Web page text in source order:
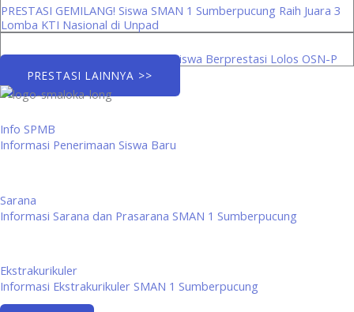
PRESTASI GEMILANG! Siswa SMAN 1 Sumberpucung Raih Juara 3
Lomba KTI Nasional di Unpad
Menuju Panggung Provinsi: Tiga Siswa Berprestasi Lolos OSN-P
PRESTASI LAINNYA >>
Info SPMB
Informasi Penerimaan Siswa Baru
Sarana
Informasi Sarana dan Prasarana SMAN 1 Sumberpucung
Ekstrakurikuler
Informasi Ekstrakurikuler SMAN 1 Sumberpucung